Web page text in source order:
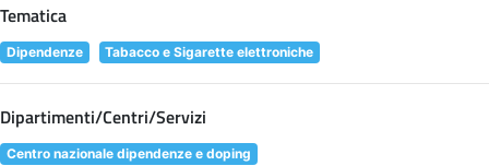
Tematica
Dipendenze Tabacco e Sigarette elettroniche
Dipartimenti/Centri/Servizi
Centro nazionale dipendenze e doping